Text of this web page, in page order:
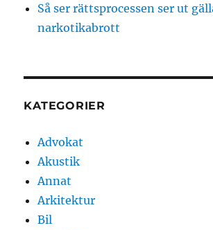
Så ser rättsprocessen ser ut
narkotikabrott
KATEGORIER
Advokat
Akustik
Annat
Arkitektur
Bil